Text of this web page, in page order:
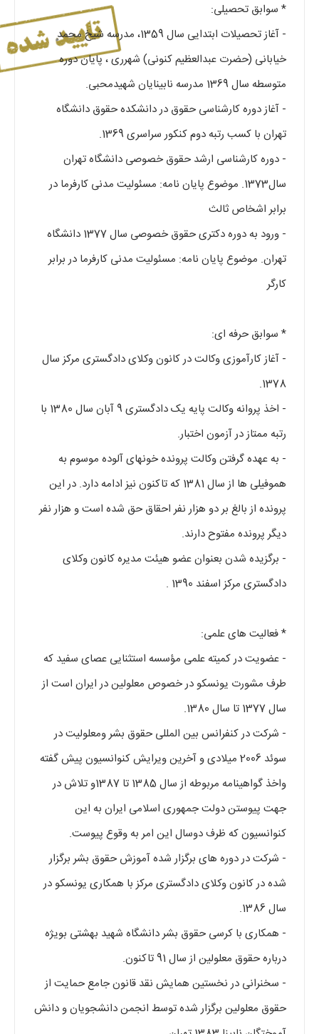
* سوابق تحصیلی:
- آغاز تحصیلات ابتدایی سال 1359، مدرسه شیخ محمد
خیابانی (حضرت عبدالعظیم کنونی) شهرری ، پایان دوره
متوسطه سال 1369 مدرسه نابینایان شهیدمحبی.
- آغاز دوره کارشناسی حقوق در دانشکده حقوق دانشگاه
تهران با کسب رتبه دوم کنکور سراسری 1369.
- دوره کارشناسی ارشد حقوق خصوصی دانشگاه تهران
سال1373. موضوع پایان نامه: مسئولیت مدنی کارفرما در
برابر اشخاص ثالث
- ورود به دوره دکتری حقوق خصوصی سال 1377 دانشگاه
تهران. موضوع پایان نامه: مسئولیت مدنی کارفرما در برابر
کارگر
* سوابق حرفه ای:
- آغاز کارآموزی وکالت در کانون وکلای دادگستری مرکز سال
1378.
- اخذ پروانه وکالت پایه یک دادگستری 9 آبان سال 1380 با
رتبه ممتاز در آزمون اختبار.
- به عهده گرفتن وکالت پرونده خونهای آلوده موسوم به
هموفیلی ها از سال 1381 که تاکنون نیز ادامه دارد. در این
پرونده از بالغ بر دو هزار نفر احقاق حق شده است و هزار نفر
دیگر پرونده مفتوح دارند.
- برگزیده شدن بعنوان عضو هیئت مدیره کانون وکلای
دادگستری مرکز اسفند 1390 .
* فعالیت های علمی:
- عضویت در کمیته علمی مؤسسه استثنایی عصای سفید که
طرف مشورت یونسکو در خصوص معلولین در ایران است از
سال 1377 تا سال 1380.
- شرکت در کنفرانس بین المللی حقوق بشر ومعلولیت در
سوئد 2006 میلادی و آخرین ویرایش کنوانسیون پیش گفته
واخذ گواهینامه مربوطه از سال 1385 تا 1387و تلاش در
جهت پیوستن دولت جمهوری اسلامی ایران به این
کنوانسیون که ظرف دوسال این امر به وقوع پیوست.
- شرکت در دوره های برگزار شده آموزش حقوق بشر برگزار
شده در کانون وکلای دادگستری مرکز با همکاری یونسکو در
سال 1386.
- همکاری با کرسی حقوق بشر دانشگاه شهید بهشتی بویژه
درباره حقوق معلولین از سال 91 تاکنون.
- سخنرانی در نخستین همایش نقد قانون جامع حمایت از
حقوق معلولین برگزار شده توسط انجمن دانشجویان و دانش